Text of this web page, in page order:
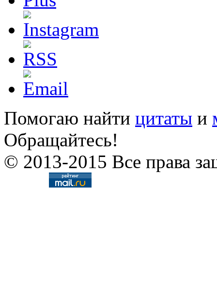
Помогаю найти цитаты и
Обращайтесь!
© 2013-2015 Все права